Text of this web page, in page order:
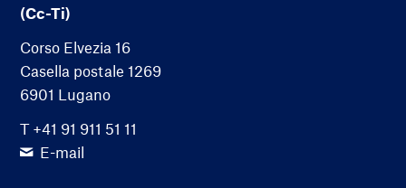
(Cc-Ti)
Corso Elvezia 16
Casella postale 1269
6901 Lugano
T +41 91 911 51 11
E-mail